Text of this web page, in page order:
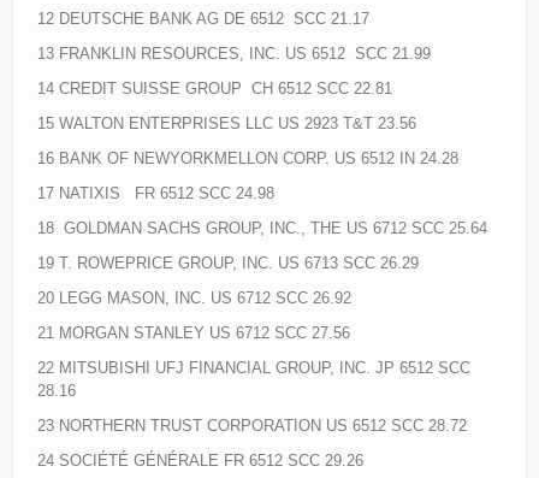
12 DEUTSCHE BANK AG DE 6512 SCC 21.17
13 FRANKLIN RESOURCES, INC. US 6512 SCC 21.99
14 CREDIT SUISSE GROUP CH 6512 SCC 22.81
15 WALTON ENTERPRISES LLC US 2923 T&T 23.56
16 BANK OF NEWYORKMELLON CORP. US 6512 IN 24.28
17 NATIXIS FR 6512 SCC 24.98
18 GOLDMAN SACHS GROUP, INC., THE US 6712 SCC 25.64
19 T. ROWEPRICE GROUP, INC. US 6713 SCC 26.29
20 LEGG MASON, INC. US 6712 SCC 26.92
21 MORGAN STANLEY US 6712 SCC 27.56
22 MITSUBISHI UFJ FINANCIAL GROUP, INC. JP 6512 SCC
28.16
23 NORTHERN TRUST CORPORATION US 6512 SCC 28.72
24 SOCIÉTÉ GÉNÉRALE FR 6512 SCC 29.26